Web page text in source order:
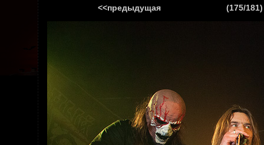
<<предыдущая (175/181)